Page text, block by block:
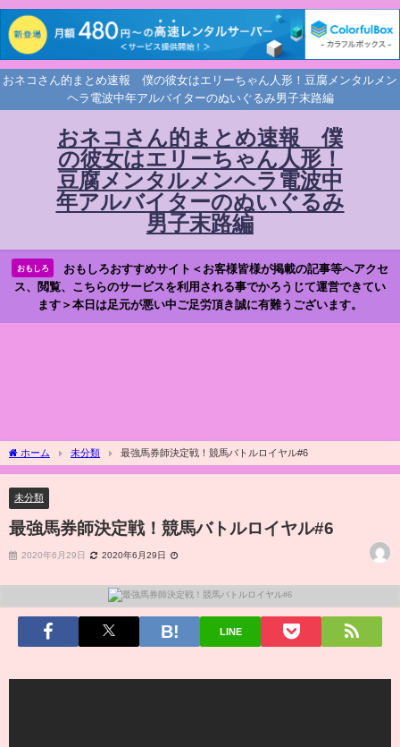
おネコさん的まとめ速報 僕の彼女はエリーちゃん人形！豆腐メンタルメン
ヘラ電波中年アルバイターのぬいぐるみ男子末路編
おネコさん的まとめ速報 僕
の彼女はエリーちゃん人形！
豆腐メンタルメンヘラ電波中
年アルバイターのぬいぐるみ
男子末路編
おもしろ
おもしろおすすめサイト＜お客様皆様が掲載の記事等へアクセ
ス、閲覧、こちらのサービスを利用される事でかろうじて運営できてい
ます＞本日は足元が悪い中ご足労頂き誠に有難うございます。
ホーム 未分類 最強馬券師決定戦！競馬バトルロイヤル#6
未分類
最強馬券師決定戦！競馬バトルロイヤル#6
2020年6月29日 2020年6月29日
LINE